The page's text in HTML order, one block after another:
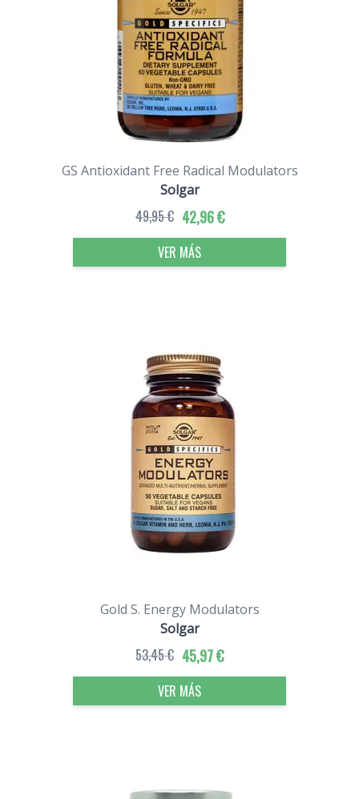
GS Antioxidant Free Radical Modulators
Solgar
42,96 €
49,95 €
VER MÁS
Gold S. Energy Modulators
Solgar
45,97 €
53,45 €
VER MÁS